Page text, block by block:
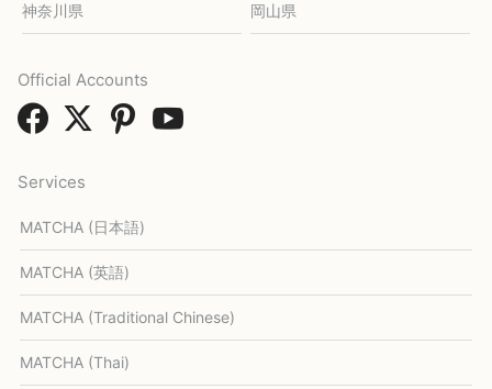
神奈川県 岡山県
Services
MATCHA (日本語)
MATCHA (英語)
MATCHA (Traditional Chinese)
MATCHA (Thai)
Official Accounts